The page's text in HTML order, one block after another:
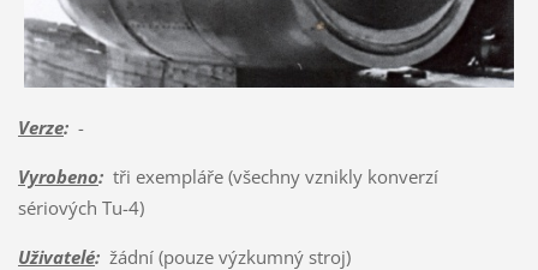
Verze:-
Vyrobeno:tři exempláře (všechny vznikly konverzí
sériových Tu-4)
Uživatelé:žádní (pouze výzkumný stroj)